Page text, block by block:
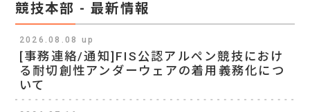
競技本部 - 最新情報
2026.08.08 up
[事務連絡/通知]FIS公認アルペン競技におけ
る耐切創性アンダーウェアの着用義務化につ
いて